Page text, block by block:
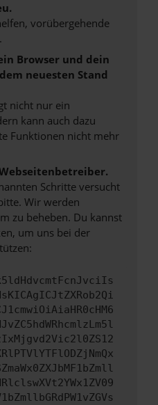
vorübergehende
Browser und dein
neuesten Stand
nicht nur ein
kann auch dazu
Funktionen nicht mehr
Schritte versucht
Wir werden
zu beheben. Du kannst
um uns bei der